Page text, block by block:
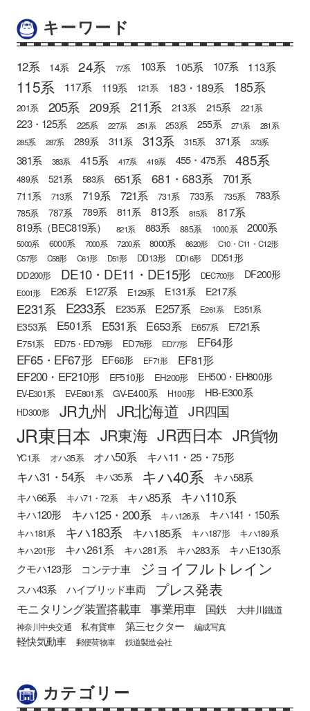
キーワード
12系 14系 24系 77系 103系 105系 107系 113系
115系 117系 119系 121系 183・189系 185系
201系 205系 209系 211系 213系 215系 221系
223・125系 225系 227系 251系 253系 255系 271系
281系
285系
287系 289系 311系 313系 315系 371系 373系
381系 383系 415系 417系 419系 455・475系 485系
489系 521系 583系 651系 681・683系 701系
711系 713系 719系 721系 731系 733系 735系 783系
785系 787系 789系 811系 813系 815系 817系
819系（BEC819系） 821系 883系 885系 1000系 2000系
5000系 6000系 7000系 7200系 8000系 8620形
C10・C11・C12形
C57形
C58形 C61形 D51形 DD13形 DD16形 DD51形
DD200形 DE10・DE11・DE15形 DEC700形 DF200形
E001形 E26系 E127系 E129系 E131系 E217系
E231系 E233系 E235系 E257系 E261系 E351系
E353系 E501系 E531系 E653系 E657系 E721系
E751系 ED75・ED79形 ED76形 ED77形 EF64形
EF65・EF67形 EF66形 EF71形
EF81形
EF200・EF210形
EF510形 EH200形 EH500・EH800形
EV-E301系 EV-E801系 GV-E400系 H100形 HB-E300系
HD300形 JR九州 JR北海道 JR四国
JR東日本 JR東海 JR西日本 JR貨物
YC1系 オハ35系 オハ50系 キハ11・25・75形
キハ31・54系 キハ35系 キハ40系 キハ58系
キハ66系 キハ71・72系 キハ85系 キハ110系
キハ120形 キハ125・200系 キハ126系 キハ141・150系
キハ181系 キハ183系 キハ185系 キハ187形
キハ189系
キハ201形
キハ261系 キハ281系 キハ283系
キハE130系
クモハ123形
コンテナ車 ジョイフルトレイン
スハ43系 ハイブリッド車両 プレス発表
モニタリング装置搭載車 事業用車 国鉄 大井川鐵道
神奈川中央交通 私有貨車 第三セクター 編成写真
軽快気動車 郵便荷物車 鉄道製造会社
カテゴリー